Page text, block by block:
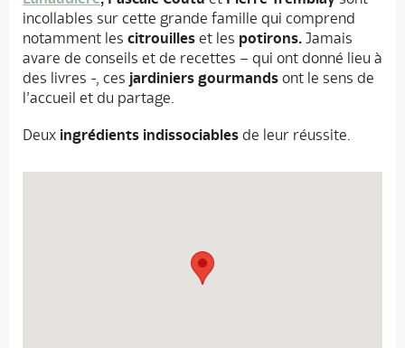
incollables sur cette grande famille qui comprend
notamment les citrouilles et les potirons. Jamais
avare de conseils et de recettes – qui ont donné lieu à
des livres -, ces jardiniers gourmands ont le sens de
l’accueil et du partage.
Deux ingrédients indissociables de leur réussite.